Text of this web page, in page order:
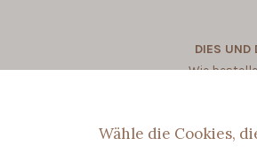
DIES UND
Wie
Wähle die Cookies,